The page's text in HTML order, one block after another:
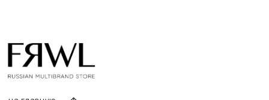
Оплата и доставка
Контакты, реквизиты